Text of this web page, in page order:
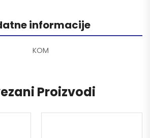
informacije
KOM
Proizvodi